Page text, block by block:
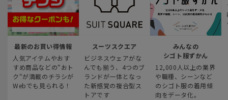
最新のお買い得情報
人気アイテムやおす
すめ商品などの“おト
ク“が満載のチラシが
Webでも見られる！
スーツスクエア
ビジネスウェアがな
んでも揃う、4つのブ
ランドが一体となっ
た新感覚の複合型ス
トアです
みんなの
シゴト服ずかん
12,000人以上の業界
や職種、シーンなど
のシゴト服の着用傾
向をデータ化。